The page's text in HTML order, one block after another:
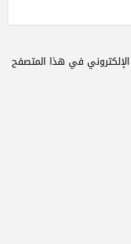
في هذا المتصفح